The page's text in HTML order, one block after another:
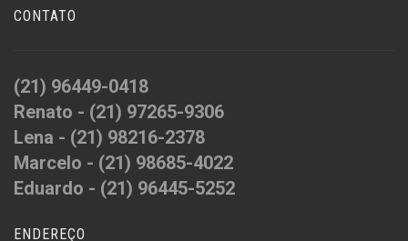
CONTATO
(21) 96449-0418
Renato - (21) 97265-9306
Lena - (21) 98216-2378
Marcelo - (21) 98685-4022
Eduardo - (21) 96445-5252
ENDEREÇO